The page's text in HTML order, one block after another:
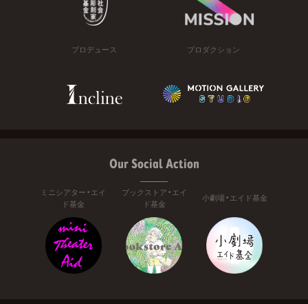
プロデュース プロダクション
Our Social Action
ミニシアター・エイ
ド基金
ブックストア・エイ
ド基金
小劇場・エイド基金